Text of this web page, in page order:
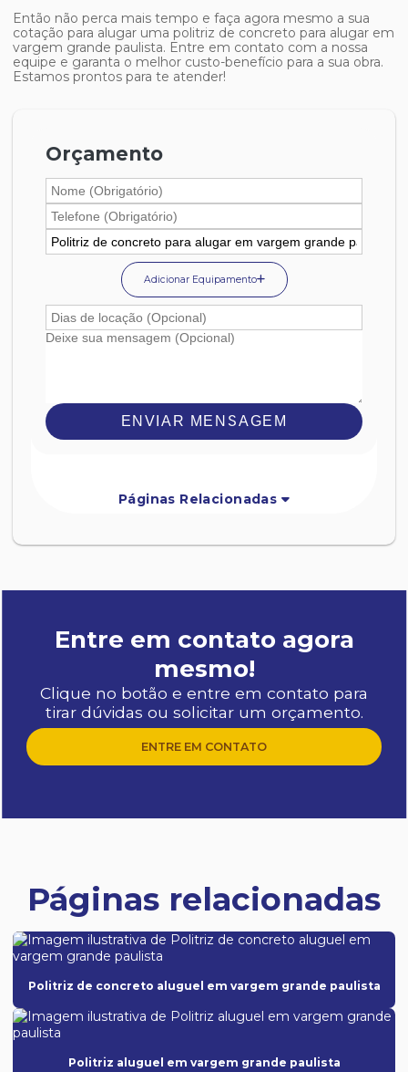
Então não perca mais tempo e faça agora mesmo a sua
cotação para alugar uma politriz de concreto para alugar em
vargem grande paulista. Entre em contato com a nossa
equipe e garanta o melhor custo-benefício para a sua obra.
Estamos prontos para te atender!
Orçamento
Adicionar Equipamento
ENVIAR MENSAGEM
Páginas Relacionadas
Entre em contato agora
mesmo!
Clique no botão e entre em contato para
tirar dúvidas ou solicitar um orçamento.
ENTRE EM CONTATO
Páginas relacionadas
Politriz de concreto aluguel em vargem grande paulista
Politriz aluguel em vargem grande paulista